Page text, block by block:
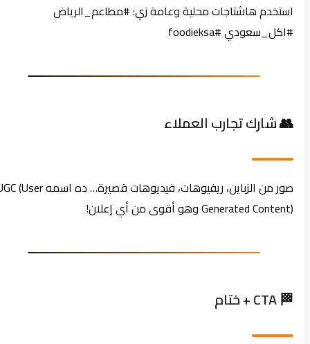
استخدم هاشتاجات محلية وعامة زي: #مطاعم_الرياض
#اكل_سعودي #foodieksa
👥 شارك تجارب العملاء
صور من الزباين، ريفيوهات، فيديوهات قصيرة… ده اسمه UGC (User
Generated Content) وهو أقوى من أي إعلان!